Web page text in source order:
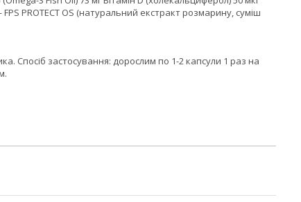
PROTECT OS (натуральний екстракт розмарину, суміш
Спосіб застосування: дорослим по 1-2 капсули 1 раз на